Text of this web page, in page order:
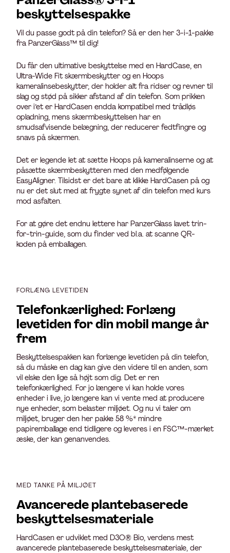
beskyttelsespakke
Vil du passe godt på din telefon? Så er den her 3-i-1-pakke
fra PanzerGlass™ til dig!
Du får den ultimative beskyttelse med en HardCase, en
Ultra-Wide Fit skærmbeskytter og en Hoops
kameralinsebeskytter, der holder alt fra ridser og revner til
slag og stød på sikker afstand af din telefon. Som prikken
over i’et er HardCasen endda kompatibel med trådløs
opladning, mens skærmbeskyttelsen har en
smudsafvisende belægning, der reducerer fedtfingre og
snavs på skærmen.
Det er legende let at sætte Hoops på kameralinserne og at
påsætte skærmbeskytteren med den medfølgende
EasyAligner. Tilsidst er det bare at klikke HardCasen på og
nu er det slut med at frygte synet af din telefon med kurs
mod asfalten.
For at gøre det endnu lettere har PanzerGlass lavet trin-
for-trin-guide, som du finder ved bl.a. at scanne QR-
koden på emballagen.
FORLÆNG LEVETIDEN
Telefonkærlighed: Forlæng
levetiden for din mobil mange år
frem
Beskyttelsespakken kan forlænge levetiden på din telefon,
så du måske en dag kan give den videre til en anden, som
vil elske den lige så højt som dig. Det er ren
telefonkærlighed. For jo længere vi kan holde vores
enheder i live, jo længere kan vi vente med at producere
nye enheder, som belaster miljøet. Og nu vi taler om
miljøet, bruger den her pakke 58 %* mindre
papiremballage end tidligere og leveres i en FSC™-mærket
æske, der kan genanvendes.
MED TANKE PÅ MILJØET
Avancerede plantebaserede
beskyttelsesmateriale
HardCasen er udviklet med D3O® Bio, verdens mest
avancerede plantebaserede beskyttelsesmateriale, der